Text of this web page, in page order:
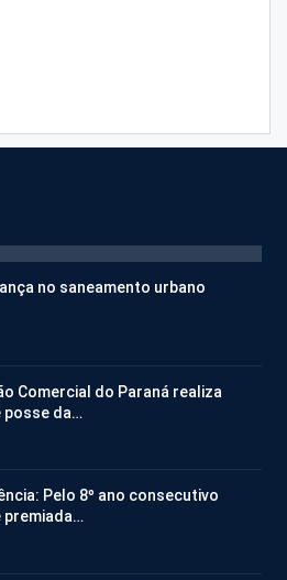
no saneamento urbano
Comercial do Paraná realiza
posse da…
Pelo 8º ano consecutivo
premiada…